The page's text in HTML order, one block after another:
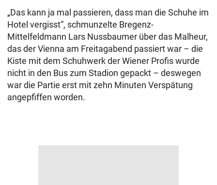
„Das kann ja mal passieren, dass man die Schuhe im
Hotel vergisst“, schmunzelte Bregenz-
Mittelfeldmann Lars Nussbaumer über das Malheur,
das der Vienna am Freitagabend passiert war – die
Kiste mit dem Schuhwerk der Wiener Profis wurde
nicht in den Bus zum Stadion gepackt – deswegen
war die Partie erst mit zehn Minuten Verspätung
angepfiffen worden.